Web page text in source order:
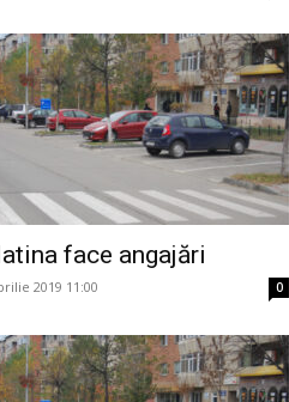
face angajări
2019 11:00 0